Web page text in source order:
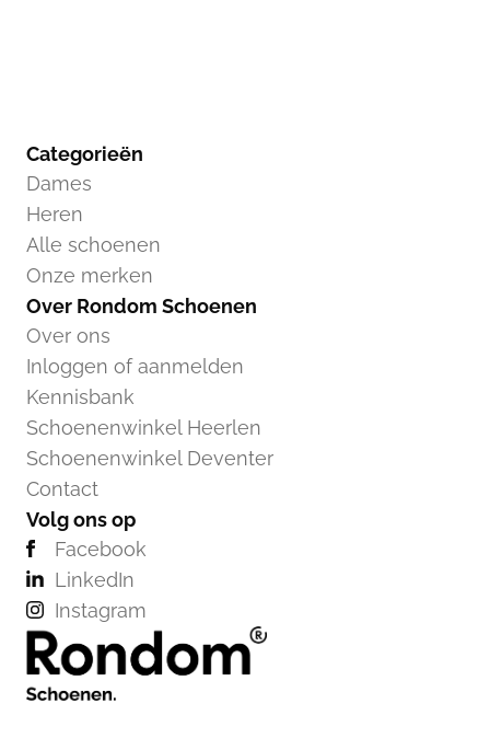
Categorieën
Dames
Heren
Alle schoenen
Onze merken
Over Rondom Schoenen
Over ons
Inloggen of aanmelden
Kennisbank
Schoenenwinkel Heerlen
Schoenenwinkel Deventer
Contact
Volg ons op
Facebook
LinkedIn
Instagram